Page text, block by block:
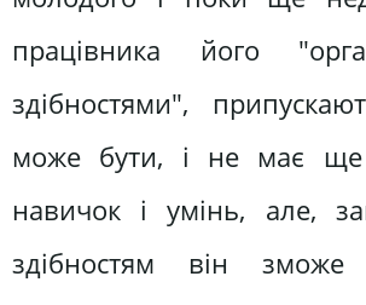
працівника його
здібностями",
може бути, і не має ще
навичок і умінь, але,
здібностям він